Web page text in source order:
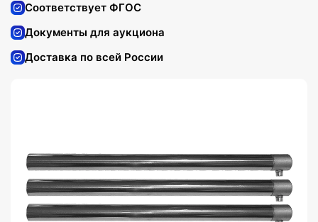
Соответствует ФГОС
Документы для аукциона
Доставка по всей России